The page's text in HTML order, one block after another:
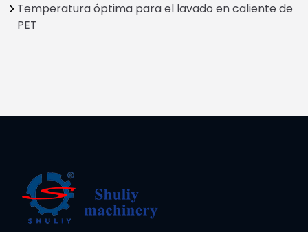
Temperatura óptima para el lavado en caliente de
PET